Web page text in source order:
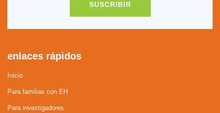
SUSCRIBIR
enlaces rápidos
Inicio
Para familias con EH
Para investigadores